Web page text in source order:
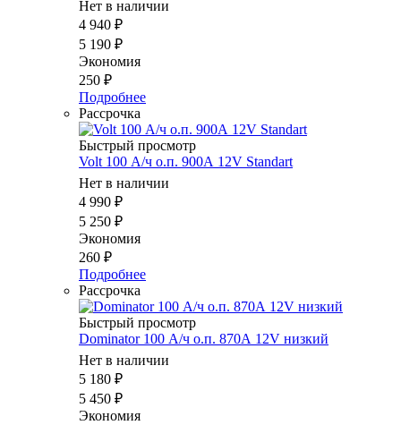
Нет в наличии
4 940 ₽
5 190 ₽
Экономия
250 ₽
Подробнее
Рассрочка
Быстрый просмотр
Volt 100 А/ч о.п. 900А 12V Standart
Нет в наличии
4 990 ₽
5 250 ₽
Экономия
260 ₽
Подробнее
Рассрочка
Быстрый просмотр
Dominator 100 А/ч о.п. 870А 12V низкий
Нет в наличии
5 180 ₽
5 450 ₽
Экономия